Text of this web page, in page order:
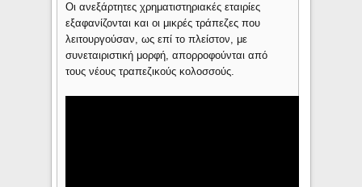
Οι ανεξάρτητες χρηματιστηριακές εταιρίες
εξαφανίζονται και οι μικρές τράπεζες που
λειτουργούσαν, ως επί το πλείστον, με
συνεταιριστική μορφή, απορροφούνται από
τους νέους τραπεζικούς κολοσσούς.